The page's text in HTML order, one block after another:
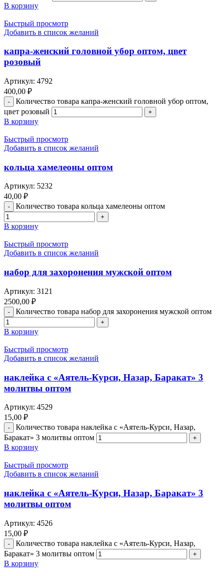
В корзину
Быстрый просмотр
Добавить в список желаний
капра-женский головной убор оптом, цвет
розовый
Артикул: 4792
400,00 ₽
Количество товара капра-женский головной убор оптом,
цвет розовый
В корзину
Быстрый просмотр
Добавить в список желаний
кольца хамелеоны оптом
Артикул: 5232
40,00 ₽
Количество товара кольца хамелеоны оптом
В корзину
Быстрый просмотр
Добавить в список желаний
набор для захоронения мужской оптом
Артикул: 3121
2500,00 ₽
Количество товара набор для захоронения мужской оптом
В корзину
Быстрый просмотр
Добавить в список желаний
наклейка с «Аятель-Курси, Назар, Баракат» 3
молитвы оптом
Артикул: 4529
15,00 ₽
Количество товара наклейка с «Аятель-Курси, Назар,
Баракат» 3 молитвы оптом
В корзину
Быстрый просмотр
Добавить в список желаний
наклейка с «Аятель-Курси, Назар, Баракат» 3
молитвы оптом
Артикул: 4526
15,00 ₽
Количество товара наклейка с «Аятель-Курси, Назар,
Баракат» 3 молитвы оптом
В корзину